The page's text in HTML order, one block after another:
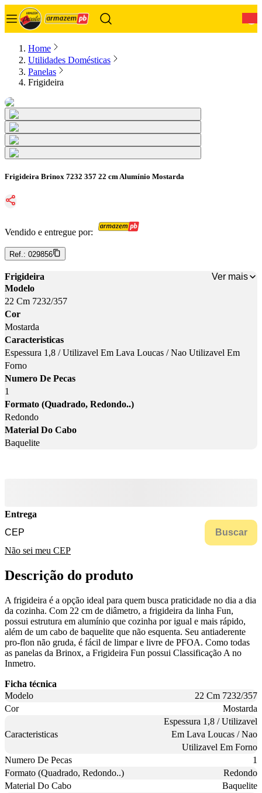
Home
Utilidades Domésticas
Panelas
Frigideira
Frigideira Brinox 7232 357 22 cm Alumínio Mostarda
Vendido e entregue por:
Ref.: 029856
Frigideira
Ver mais
Modelo
22 Cm 7232/357
Cor
Mostarda
Caracteristicas
Espessura 1,8 / Utilizavel Em Lava Loucas / Nao Utilizavel Em
Forno
Numero De Pecas
1
Formato (Quadrado, Redondo..)
Redondo
Material Do Cabo
Baquelite
Entrega
Buscar
Não sei meu CEP
Descrição do produto
A frigideira é a opção ideal para quem busca praticidade no dia a dia
da cozinha. Com 22 cm de diâmetro, a frigideira da linha Fun,
possui estrutura em alumínio que cozinha por igual e mais rápido,
além de um cabo de baquelite que não esquenta. Seu antiaderente
pro-flon não gruda, é fácil de limpar e livre de PFOA. Como todas
as panelas da Brinox, a Frigideira Fun possui Classificação A no
Inmetro.
Ficha técnica
Modelo
22 Cm 7232/357
Cor
Mostarda
Caracteristicas
Espessura 1,8 / Utilizavel
Em Lava Loucas / Nao
Utilizavel Em Forno
Numero De Pecas
1
Formato (Quadrado, Redondo..)
Redondo
Material Do Cabo
Baquelite